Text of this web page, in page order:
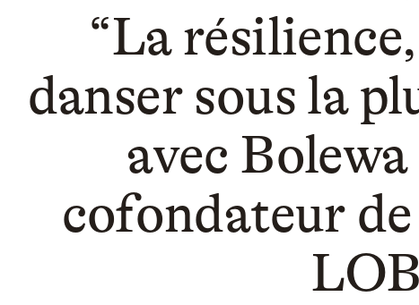
“La
danser sous la
avec
cofondateur